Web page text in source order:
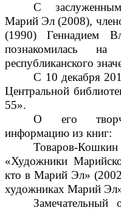
С
Марий Эл (2008),
(1990) Геннадием
познакомилась
республиканского
С 10 декабря
Центральной
55».
О его
информацию из книг:
Товаров-
«Художники
кто в Марий Эл»
художниках Марий